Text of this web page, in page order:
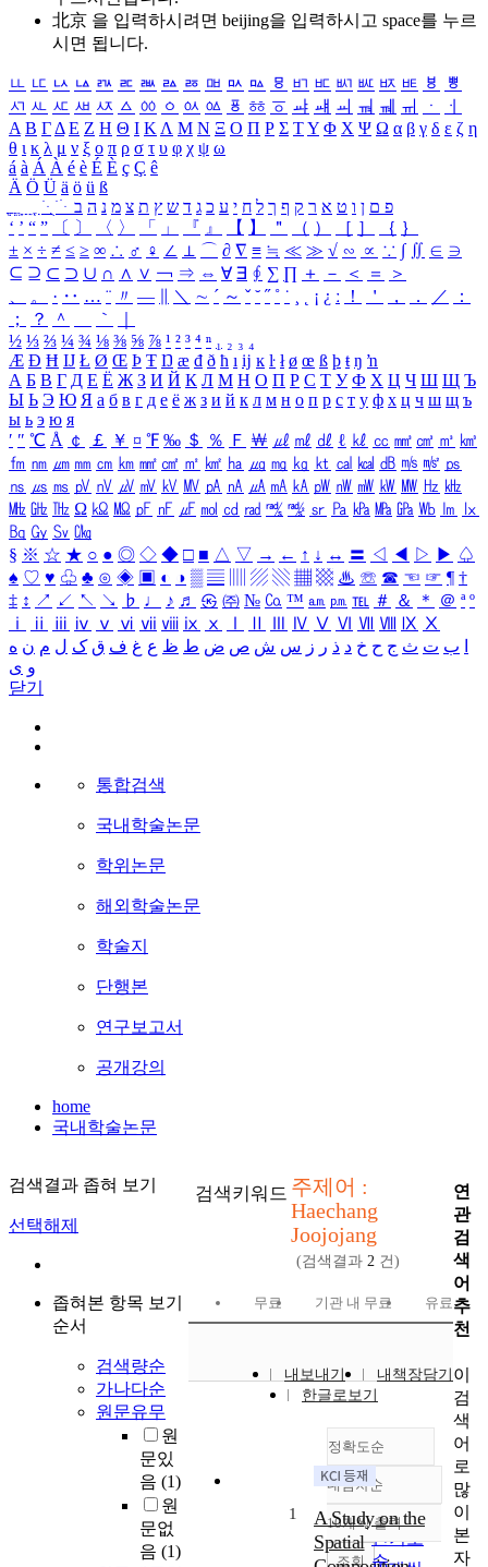
北京 을 입력하시려면 beijing을 입력하시고 space를 누르
시면 됩니다.
ㅥ ㅦ ㅧ ㅨ ㅩ ㅪ ㅫ ㅬ ㅭ ㅮ ㅯ ㅰ ㅱ ㅲ ㅳ ㅴ ㅵ ㅶ ㅷ ㅸ
ㅹ
ㅺ ㅻ ㅼ ㅽ ㅾ ㅿ ㆀ ㆁ ㆂ ㆃ ㆄ ㆅ ㆆ ㆇ ㆈ ㆉ ㆊ ㆋ ㆌ ㆍ
ㆎ
Α Β ΓΔ Ε Ζ Η Θ Ι ΚΛ Μ Ν Ξ Ο Π Ρ Σ ΤΥ Φ Χ Ψ Ω α β γ δ ε ζ η
θ ι κ λ μ ν ξ ο π ρ σ τ υ φ χ ψ ω
á à Á À é è É È ç Ç ê
Ä Ö Ü ä ö ü ß
ִֶֹ ֻּ ׁׂ פ ם ן ו ט א ר ק ף ך ל ח י ע כ ג ד ש ץ ת צ מ נ ה ב
‘ ’ “ ” 〔 〕 〈 〉 「 」 『 』 【 】 ＂ （ ） ［ ］ ｛ ｝
± × ÷ ≠ ≤ ≥ ∞ ∴ ♂ ♀ ∠ ⊥ ⌒ ∂ ∇ ≡ ≒ ≪ ≫ √ ∽ ∝ ∵ ∫ ∬ ∈ ∋
⊆ ⊇ ⊂ ⊃ ∪ ∩ ∧ ∨ ￢ ⇒ ⇔ ∀ ∃ ∮ ∑ ∏ ＋ － ＜ ＝
＞
、
。 · ‥ … ¨ 〃 ― ＼ ∼ ´ ～ ˇ ˘ ˝ ˚ ˙ ¸ ¡ ¿ ː ！ ＇ ， ． ／
：
；
？ ＾ ｀
½ ⅓ ⅔ ¼ ¾ ⅛ ⅜ ⅝ ⅞ ¹ ² ³ ⁴ ⁿ ₁ ₂ ₃ ₄
Æ Ð Ħ Ĳ Ł Ø Œ Þ Ŧ Ŋ æ đ ð ħ ı ĳ ĸ ŀ ł ø œ ß þ ŧ ŋ ŉ
А Б В Г Д Е Ё Ж З И Й К Л М Н О П Р С Т У Ф Х Ц Ч Ш Щ Ъ
Ы Ь Э Ю Я а б в г д е ё ж з и й к л м н о п р с т у ф х ц ч ш щ ъ
ы ь э ю я
′ ″ ℃ Å ￠ ￡ ￥ ¤ ℉ ‰ ＄ ％ Ｆ ￦ ㎕ ㎖ ㎗ ℓ ㎘ ㏄ ㎣ ㎤ ㎥ ㎦
㎙ ㎚ ㎛ ㎜ ㎝ ㎞ ㎟ ㎠ ㎡ ㎢ ㏊ ㎍ ㎎ ㎏ ㏏ ㎈ ㎉ ㏈ ㎧ ㎨ ㎰
㎱ ㎲ ㎳ ㎴ ㎵ ㎶ ㎷ ㎸ ㎹ ㎀ ㎁ ㎂ ㎃ ㎄ ㎺ ㎻ ㎽ ㎾ ㎿ ㎐ ㎑
㎒ ㎓ ㎔ Ω ㏀ ㏁ ㎊ ㎋ ㎌ ㏖ ㏅ ㎭ ㎮ ㎯ ㏛ ㎩ ㎪ ㎫ ㎬ ㏝ ㏐
㏓
㏃ ㏉ ㏜ ㏆
§ ※ ☆ ★ ○ ● ◎ ◇ ◆ □ ■ △ ▽ → ← ↑ ↓ ↔ 〓 ◁ ◀ ▷ ▶ ♤
♠ ♡ ♥ ♧ ♣ ⊙ ◈ ▣ ◐ ◑ ▒ ▤ ▨ ▧ ▦ ▩ ♨ ☏ ☎ ☜ ☞ ¶ †
‡ ↕ ↗ ↙ ↖ ↘ ♭ ♩ ♪ ♬ ㉿ ㈜ № ㏇ ™ ㏂ ㏘ ℡ ＃ ＆ ＊ ＠ ª º
ⅰ
ⅱ ⅲ ⅳ ⅴ ⅵ ⅶ ⅷ ⅸ ⅹ Ⅳ Ⅴ Ⅵ Ⅶ Ⅷ Ⅸ Ⅹ
ب ت ث ج ح خ د ذ ر ز س ش ص ض ط ظ ع غ ف ق ک ل م ن ه
و ی
닫기
통합검색
국내학술논문
학위논문
해외학술논문
학술지
단행본
연구보고서
공개강의
home
국내학술논문
검색결과 좁혀 보기
선택해제
좁혀본 항목 보기
순서
검색량순
가나다순
원문유무
원
문있
음 (1)
원
문없
음 (1)
검색키워드 주제어 :
Haechang
Joojojang
(검색결과 2 건)
무료 기관 내 무료 유료
내보내기
내책장담기
한글로보기
정확도순
정확도
순
인기도
순
내림차순
내림차순
10개씩 출력
조회
1
A Study on the
Spatial
연
관
검
색
어
추
천
이
검
색
어
로
많
이
본
자